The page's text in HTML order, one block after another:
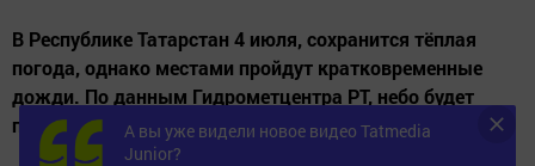
В Республике Татарстан 4 июля, сохранится тёплая
погода, однако местами пройдут кратковременные
дожди. По данным Гидрометцентра РТ, небо будет
переменчиво облачным.А вы уже видели новое видео Tatmedia
Junior?